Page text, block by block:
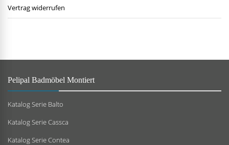
Vertrag widerrufen
Pelipal Badmöbel Montiert
Katalog Serie Balto
Katalog Serie Cassca
Katalog Serie Contea